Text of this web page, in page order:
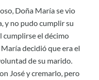
Doña María se vio
y no pudo cumplir su
cumplirse el décimo
decidió que era el
de su marido.
José y cremarlo, pero